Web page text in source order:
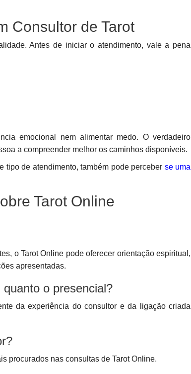
Consultor de Tarot
Antes de iniciar o atendimento, vale a pena
emocional nem alimentar medo. O verdadeiro
a compreender melhor os caminhos disponíveis.
tipo de atendimento, também pode perceber se uma
Tarot Online
o Tarot Online pode oferecer orientação espiritual,
apresentadas.
o presencial?
da experiência do consultor e da ligação criada
procurados nas consultas de Tarot Online.